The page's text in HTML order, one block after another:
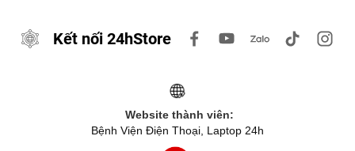
Kết nối 24hStore
Website thành viên:
Bệnh Viện Điện Thoại, Laptop 24h